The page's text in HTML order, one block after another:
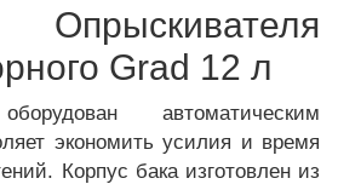
Опрыскивателя
Grad 12 л
автоматическим
экономить усилия и время
Корпус бака изготовлен из